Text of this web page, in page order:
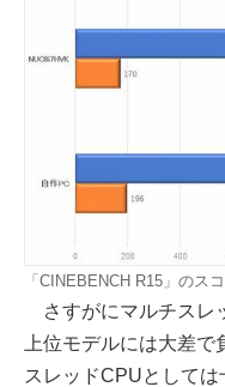
「CINEBENCH R15」のス
さすがにマルチスレ
上位モデルには大差
スレッドCPUとしては